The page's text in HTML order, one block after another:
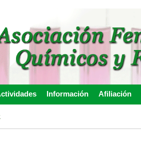
Información Afiliación